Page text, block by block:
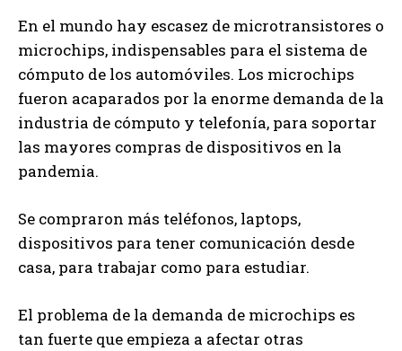
En el mundo hay escasez de microtransistores o
microchips, indispensables para el sistema de
cómputo de los automóviles. Los microchips
fueron acaparados por la enorme demanda de la
industria de cómputo y telefonía, para soportar
las mayores compras de dispositivos en la
pandemia.
Se compraron más teléfonos, laptops,
dispositivos para tener comunicación desde
casa, para trabajar como para estudiar.
El problema de la demanda de microchips es
tan fuerte que empieza a afectar otras